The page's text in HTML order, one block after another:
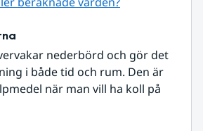
nederbörd och gör det
i både tid och rum. Den är
när man vill ha koll på